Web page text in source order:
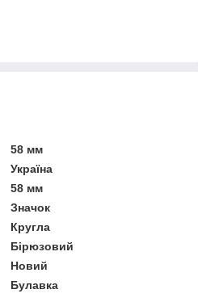
58 мм
Україна
58 мм
Значок
Кругла
Бірюзовий
Новий
Булавка